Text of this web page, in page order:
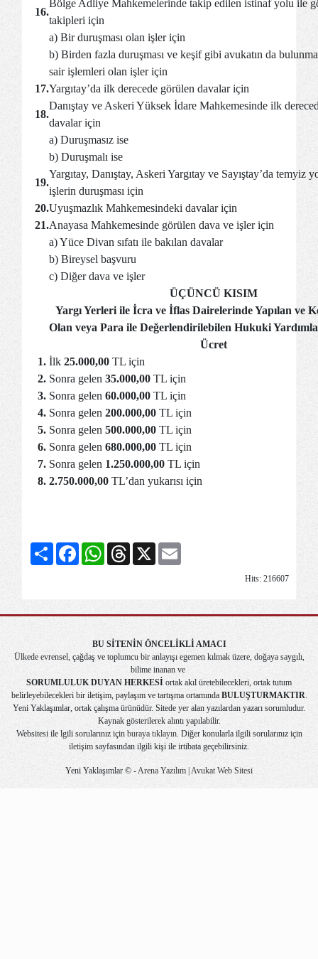
16.
Bölge Adliye Mahkemelerinde takip edilen istinaf yolu ile
takipleri için
a) Bir duruşması olan işler için
b) Birden fazla duruşması ve keşif gibi avukatın da
sair işlemleri olan işler için
17.Yargıtay’da ilk derecede görülen davalar için
18.
Danıştay ve Askeri Yüksek İdare Mahkemesinde ilk
davalar için
a) Duruşmasız ise
b) Duruşmalı ise
19.
Yargıtay, Danıştay, Askeri Yargıtay ve Sayıştay’da temyiz
işlerin duruşması için
20.Uyuşmazlık Mahkemesindeki davalar için
21.Anayasa Mahkemesinde görülen dava ve işler için
a) Yüce Divan sıfatı ile bakılan davalar
b) Bireysel başvuru
c) Diğer dava ve işler
ÜÇÜNCÜ KISIM
Yargı Yerleri ile İcra ve İflas Dairelerinde Yapılan ve
Olan veya Para ile Değerlendirilebilen Hukuki
Ücret
1. İlk 25.000,00 TL için
2. Sonra gelen 35.000,00 TL için
3. Sonra gelen 60.000,00 TL için
4. Sonra gelen 200.000,00 TL için
5. Sonra gelen 500.000,00 TL için
6. Sonra gelen 680.000,00 TL için
7. Sonra gelen 1.250.000,00 TL için
8. 2.750.000,00 TL’dan yukarısı için
Share FacebookWhatsAppThreads
X
Hits: 216607
BU SİTENİN ÖNCELİKLİ AMACI
Ülkede evrensel, çağdaş ve toplumcu bir anlayışı egemen kılmak üzere, doğaya saygılı,
bilime inanan ve
SORUMLULUK DUYAN HERKESİ ortak akıl üretebilecekleri, ortak tutum
belirleyebilecekleri bir iletişim, paylaşım ve tartışma ortamında BULUŞTURMAKTIR.
Yeni Yaklaşımlar, ortak çalışma ürünüdür. Sitede yer alan yazılardan yazarı sorumludur.
Kaynak gösterilerek alıntı yapılabilir.
Websitesi ile lgili sorularınız için buraya tıklayın. Diğer konularla ilgili sorularınız için
iletişim sayfasından ilgili kişi ile irtibata geçebilirsiniz.
Yeni Yaklaşımlar © -Arena Yazılım | Avukat Web Sitesi